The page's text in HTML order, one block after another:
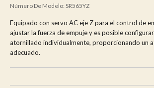
Número De Modelo: SR565YZ
Equipado con servo AC eje Z para el control de
ajustar la fuerza de empuje y es posible
atornillado individualmente, proporcionando un
adecuado.